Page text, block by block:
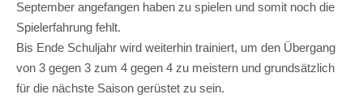
September angefangen haben zu spielen und somit noch die
Spielerfahrung fehlt.
Bis Ende Schuljahr wird weiterhin trainiert, um den Übergang
von 3 gegen 3 zum 4 gegen 4 zu meistern und grundsätzlich
für die nächste Saison gerüstet zu sein.